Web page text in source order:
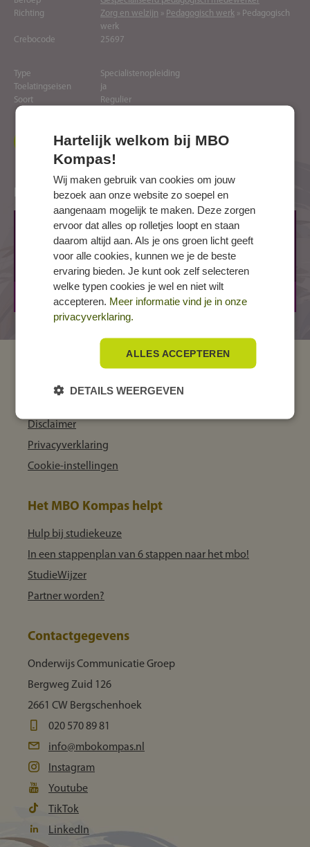
Richting
Zorg en welzijn » Pedagogisch werk » Pedagogisch
werk
Crebocode
25697
Type
Specialistenopleiding
Toelatingseisen
ja
Soort
Regulier
Naar website opleider
Locaties
GRONINGEN, Kluiverboom
Kluiverboom 3
9732 KZ GRONINGEN
Disclaimer
Privacyverklaring
Cookie-instellingen
Het MBO Kompas helpt
Hulp bij studiekeuze
In een stappenplan van 6 stappen naar het mbo!
StudieWijzer
Partner worden?
Contactgegevens
Onderwijs Communicatie Groep
Bergweg Zuid 126
2661 CW Bergschenhoek
020 570 89 81
info@mbokompas.nl
Instagram
Youtube
TikTok
LinkedIn
Hartelijk welkom bij MBO
Kompas!
Wij maken gebruik van cookies om jouw
bezoek aan onze website zo soepel en
aangenaam mogelijk te maken. Deze zorgen
ervoor dat alles op rolletjes loopt en staan
daarom altijd aan. Als je ons groen licht geeft
voor alle cookies, kunnen we je de beste
ervaring bieden. Je kunt ook zelf selecteren
welke typen cookies je wel en niet wilt
accepteren. Meer informatie vind je in onze
privacyverklaring.
ALLES ACCEPTEREN
DETAILS WEERGEVEN